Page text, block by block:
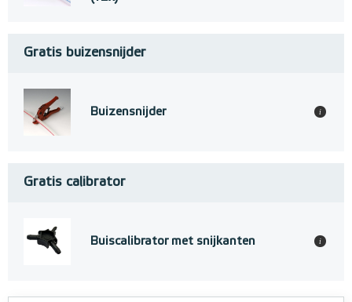
Gratis buizensnijder
Buizensnijder i
Gratis calibrator
Buiscalibrator met snijkanten i